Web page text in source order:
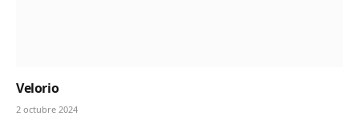
Velorio
2 octubre 2024